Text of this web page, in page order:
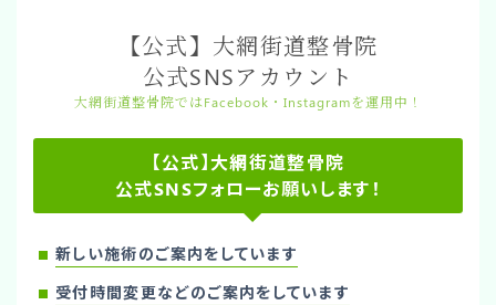
【公式】大網街道整骨院
公式SNSアカウント
大網街道整骨院ではFacebook・Instagramを運用中！
【公式】大網街道整骨院
公式SNSフォローお願いします！
新しい施術のご案内をしています
受付時間変更などのご案内をしています